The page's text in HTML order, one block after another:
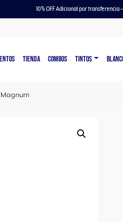
10% OFF Adicional por transferencia –
TIENDA COMBOS TINTOS
Magnum